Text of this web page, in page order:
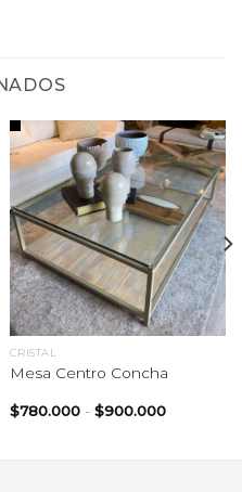
CRISTAL
Mesa Centro Concha
$780.000 - $900.000Rango